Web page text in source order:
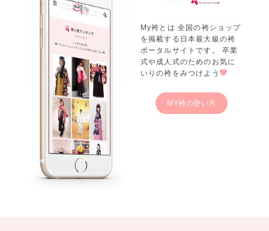
My袴とは 全国の袴ショップ
を掲載する日本最大級の袴
ポータルサイトです。 卒業
式や成人式のためのお気に
いりの袴をみつけよう
MY袴の使い方